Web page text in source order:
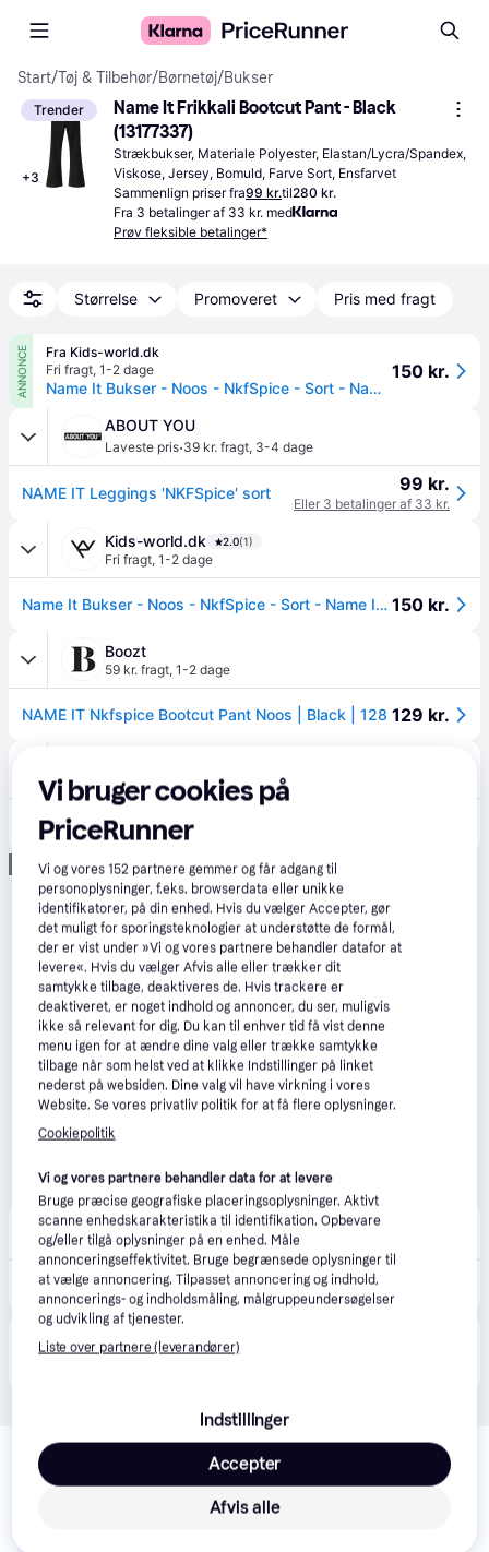
Start/Tøj & Tilbehør/Børnetøj/Bukser
Trender
+3
Name It Frikkali Bootcut Pant - Black
(13177337)
Strækbukser, Materiale Polyester, Elastan/Lycra/Spandex,
Viskose, Jersey, Bomuld, Farve Sort, Ensfarvet
Sammenlign priser fra99 kr.til280 kr.
Fra 3 betalinger af 33 kr. med
Prøv fleksible betalinger*
Størrelse Promoveret Pris med fragt
ANNONCE
Fra Kids-world.dk
Fri fragt, 1-2 dage
Name It Bukser - Noos - NkfSpice - Sort - Name It - 8 år (128) - Bukser - Bomuld
150 kr.
ABOUT YOU
Laveste pris·39 kr. fragt, 3-4 dage
NAME IT Leggings 'NKFSpice' sort 99 kr.
Eller 3 betalinger af 33 kr.
Kids-world.dk 2.0(1)
Fri fragt, 1-2 dage
Name It Bukser - Noos - NkfSpice - Sort - Name It - 12 år (152) - Bukser - Bomuld 150 kr.
Boozt
59 kr. fragt, 1-2 dage
NAME IT Nkfspice Bootcut Pant Noos | Black | 128 129 kr.
39 kr. fragt 2-3 dage
Bootcut Bukser
Annonce
Smartkidz.dk
Fri fragt,1-2 dage
NAME IT Bootcut Bukser Frikkali Black
Produktet fås også hos 3 butikker
Relaterede produkter
Se vores forslag til andre produkter, der matcher dine
Vi bruger cookies på
PriceRunner
Vi og vores152 partnere gemmer og får adgang til
personoplysninger, f.eks. browserdata eller unikke
identifikatorer, på din enhed. Hvis du vælger Accepter, gør
det muligt for sporingsteknologier at understøtte de formål,
der er vist under »Vi og vores partnere behandler datafor at
levere«. Hvis du vælger Afvis alle eller trækker dit
samtykke tilbage, deaktiveres de. Hvis trackere er
deaktiveret, er noget indhold og annoncer, du ser, muligvis
ikke så relevant for dig. Du kan til enhver tid få vist denne
menu igen for at ændre dine valg eller trække samtykke
tilbage når som helst ved at klikke Indstillinger på linket
nederst på websiden. Dine valg vil have virkning i vores
Website. Se vores privatliv politik for at få flere oplysninger.
Cookiepolitik
Vi og vores partnere behandler data for at levere
Bruge præcise geografiske placeringsoplysninger. Aktivt
scanne enhedskarakteristika til identifikation. Opbevare
og/eller tilgå oplysninger på en enhed. Måle
annonceringseffektivitet. Bruge begrænsede oplysninger til
at vælge annoncering. Tilpasset annoncering og indhold,
annoncerings- og indholdsmåling, målgruppeundersøgelser
og udvikling af tjenester.
Liste over partnere (leverandører)
Indstillinger
Afvis alle
Accepter